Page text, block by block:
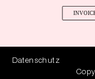
Datenschutz